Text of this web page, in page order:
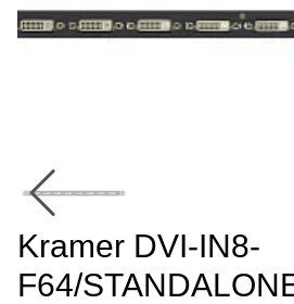
Kramer DVI-IN8-
F64/